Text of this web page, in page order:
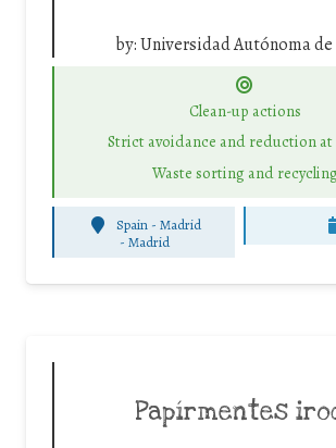
by:Universidad Autónoma
Clean-up actions
Strict avoidance and reduction at
Waste sorting and
Spain - Madrid
- Madrid
Papírmentes